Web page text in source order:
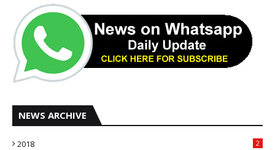
NEWS ARCHIVE
2018 2